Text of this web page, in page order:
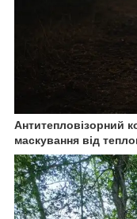
Антитепловізорний
маскування від